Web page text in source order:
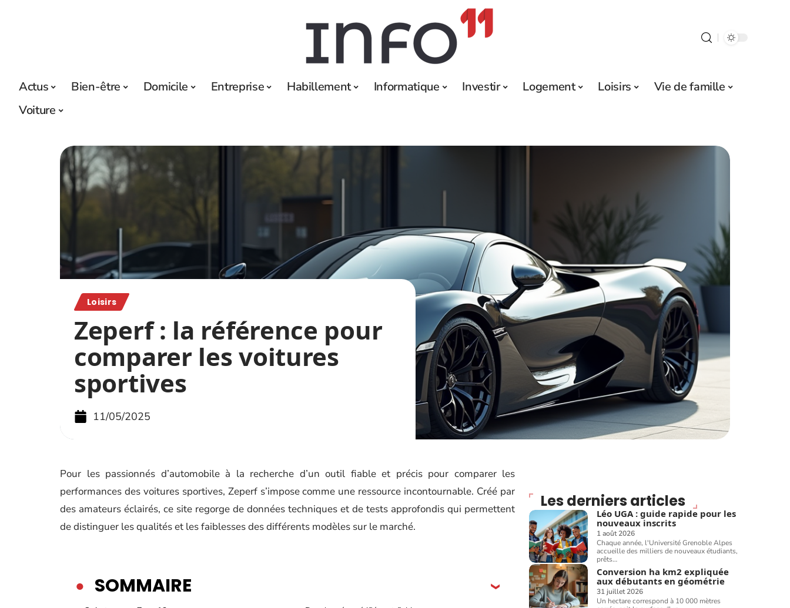
Actus Bien-être Domicile Entreprise Habillement Informatique Investir Logement Loisirs
Vie de famille
Voiture
Loisirs
Zeperf : la référence pour
comparer les voitures
sportives
11/05/2025
Pour les passionnés d’automobile à la recherche d’un outil fiable et précis pour comparer les
performances des voitures sportives, Zeperf s’impose comme une ressource incontournable. Créé par
des amateurs éclairés, ce site regorge de données techniques et de tests approfondis qui permettent
de distinguer les qualités et les faiblesses des différents modèles sur le marché.
SOMMAIRE
Les derniers articles
Léo UGA : guide rapide pour les
nouveaux inscrits
1 août 2026
Chaque année, l'Université Grenoble Alpes
accueille des milliers de nouveaux étudiants,
prêts…
Conversion ha km2 expliquée
aux débutants en géométrie
31 juillet 2026
Un hectare correspond à 10 000 mètres